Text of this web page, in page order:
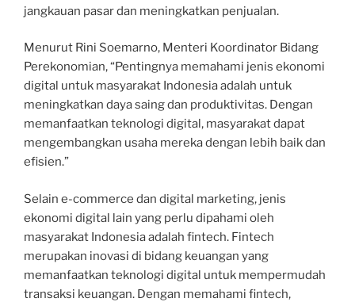
jangkauan pasar dan meningkatkan penjualan.
Menurut Rini Soemarno, Menteri Koordinator Bidang
Perekonomian, “Pentingnya memahami jenis ekonomi
digital untuk masyarakat Indonesia adalah untuk
meningkatkan daya saing dan produktivitas. Dengan
memanfaatkan teknologi digital, masyarakat dapat
mengembangkan usaha mereka dengan lebih baik dan
efisien.”
Selain e-commerce dan digital marketing, jenis
ekonomi digital lain yang perlu dipahami oleh
masyarakat Indonesia adalah fintech. Fintech
merupakan inovasi di bidang keuangan yang
memanfaatkan teknologi digital untuk mempermudah
transaksi keuangan. Dengan memahami fintech,